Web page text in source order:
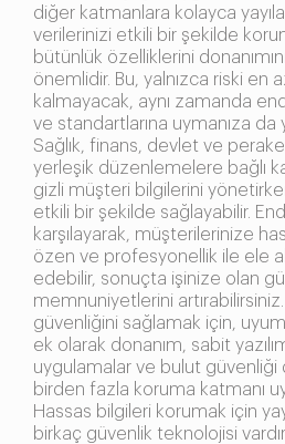
diğer katmanlara kolayca
verilerinizi etkili bir şekilde
bütünlük özelliklerini
önemlidir. Bu, yalnızca riski en
kalmayacak, aynı zamanda
ve standartlarına uymanıza da
Sağlık, finans, devlet ve
yerleşik düzenlemelere bağlı
gizli müşteri bilgilerini
etkili bir şekilde sağlayabilir.
karşılayarak, müşterilerinize
özen ve profesyonellik ile ele
edebilir, sonuçta işinize olan
memnuniyetlerini
güvenliğini sağlamak için,
ek olarak donanım, sabit
uygulamalar ve bulut güvenliği
birden fazla koruma katmanı
Hassas bilgileri korumak için
birkaç güvenlik teknolojisi